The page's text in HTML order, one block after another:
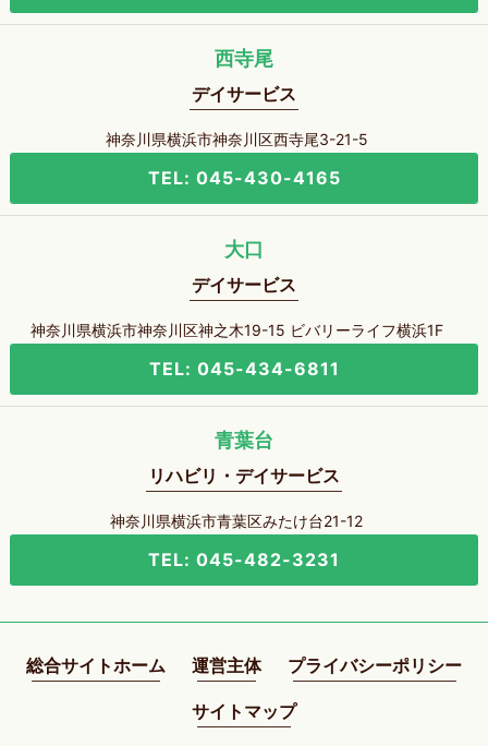
西寺尾
デイサービス
神奈川県横浜市神奈川区西寺尾3-21-5
TEL: 045-430-4165
大口
デイサービス
神奈川県横浜市神奈川区神之木19-15 ビバリーライフ横浜1F
TEL: 045-434-6811
青葉台
リハビリ・デイサービス
神奈川県横浜市青葉区みたけ台21-12
TEL: 045-482-3231
総合サイトホーム 運営主体 プライバシーポリシー
サイトマップ